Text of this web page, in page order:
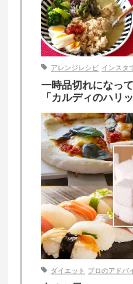
アレンジレシピ インスタ
一時品切れになっ
「カルディのハリ
ダイエット プロのアドバ